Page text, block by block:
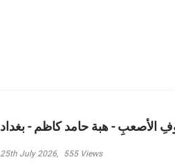
الأصعبِ - هبة حامد كاظم - بغداد
25th July 2026, 555Views